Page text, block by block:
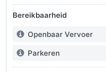
Bereikbaarheid
Info:Openbaar Vervoer
Info:Parkeren